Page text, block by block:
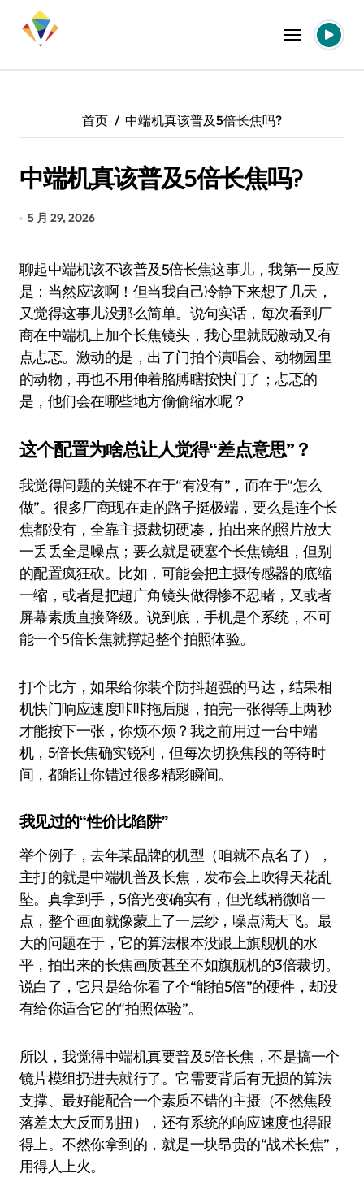
首页 中端机真该普及5倍长焦吗?
中端机真该普及5倍长焦吗?
5 月 29, 2026
聊起中端机该不该普及5倍长焦这事儿，我第一反应
是：当然应该啊！但当我自己冷静下来想了几天，
又觉得这事儿没那么简单。说句实话，每次看到厂
商在中端机上加个长焦镜头，我心里就既激动又有
点忐忑。激动的是，出了门拍个演唱会、动物园里
的动物，再也不用伸着胳膊瞎按快门了；忐忑的
是，他们会在哪些地方偷偷缩水呢？
这个配置为啥总让人觉得“差点意思”？
我觉得问题的关键不在于“有没有”，而在于“怎么
做”。很多厂商现在走的路子挺极端，要么是连个长
焦都没有，全靠主摄裁切硬凑，拍出来的照片放大
一丢丢全是噪点；要么就是硬塞个长焦镜组，但别
的配置疯狂砍。比如，可能会把主摄传感器的底缩
一缩，或者是把超广角镜头做得惨不忍睹，又或者
屏幕素质直接降级。说到底，手机是个系统，不可
能一个5倍长焦就撑起整个拍照体验。
打个比方，如果给你装个防抖超强的马达，结果相
机快门响应速度咔咔拖后腿，拍完一张得等上两秒
才能按下一张，你烦不烦？我之前用过一台中端
机，5倍长焦确实锐利，但每次切换焦段的等待时
间，都能让你错过很多精彩瞬间。
我见过的“性价比陷阱”
举个例子，去年某品牌的机型（咱就不点名了），
主打的就是中端机普及长焦，发布会上吹得天花乱
坠。真拿到手，5倍光变确实有，但光线稍微暗一
点，整个画面就像蒙上了一层纱，噪点满天飞。最
大的问题在于，它的算法根本没跟上旗舰机的水
平，拍出来的长焦画质甚至不如旗舰机的3倍裁切。
说白了，它只是给你看了个“能拍5倍”的硬件，却没
有给你适合它的“拍照体验”。
所以，我觉得中端机真要普及5倍长焦，不是搞一个
镜片模组扔进去就行了。它需要背后有无损的算法
支撑、最好能配合一个素质不错的主摄（不然焦段
落差太大反而别扭），还有系统的响应速度也得跟
得上。不然你拿到的，就是一块昂贵的“战术长焦”，
用得人上火。